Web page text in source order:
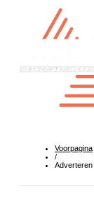
Voorpagina
/
Adverteren